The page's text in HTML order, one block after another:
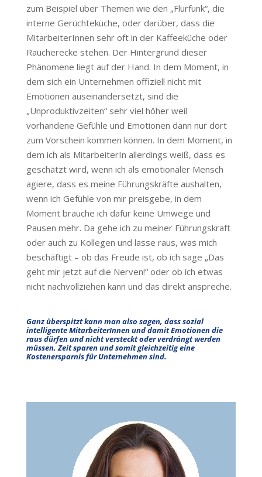
zum Beispiel über Themen wie den „Flurfunk“, die
interne Gerüchteküche, oder darüber, dass die
MitarbeiterInnen sehr oft in der Kaffeeküche oder
Raucherecke stehen. Der Hintergrund dieser
Phänomene liegt auf der Hand. In dem Moment, in
dem sich ein Unternehmen offiziell nicht mit
Emotionen auseinandersetzt, sind die
„Unproduktivzeiten“ sehr viel höher weil
vorhandene Gefühle und Emotionen dann nur dort
zum Vorschein kommen können. In dem Moment, in
dem ich als MitarbeiterIn allerdings weiß, dass es
geschätzt wird, wenn ich als emotionaler Mensch
agiere, dass es meine Führungskräfte aushalten,
wenn ich Gefühle von mir preisgebe, in dem
Moment brauche ich dafür keine Umwege und
Pausen mehr. Da gehe ich zu meiner Führungskraft
oder auch zu Kollegen und lasse raus, was mich
beschäftigt – ob das Freude ist, ob ich sage „Das
geht mir jetzt auf die Nerven!“ oder ob ich etwas
nicht nachvollziehen kann und das direkt anspreche.
Ganz überspitzt kann man also sagen, dass sozial
intelligente MitarbeiterInnen und damit Emotionen die
raus dürfen und nicht versteckt oder verdrängt werden
müssen, Zeit sparen und somit gleichzeitig eine
Kostenersparnis für Unternehmen sind.